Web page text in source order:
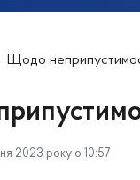
Щодо неприпустимості
2023 року о 10:57